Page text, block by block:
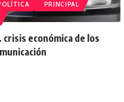
PRINCIPAL
crisis económica de los